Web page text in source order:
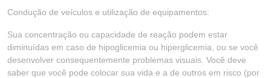
Condução de veículos e utilização de equipamentos:
Sua concentração ou capacidade de reação podem estar
diminuídas em caso de hipoglicemia ou hiperglicemia, ou se você
desenvolver consequentemente problemas visuais. Você deve
saber que você pode colocar sua vida e a de outros em risco (por